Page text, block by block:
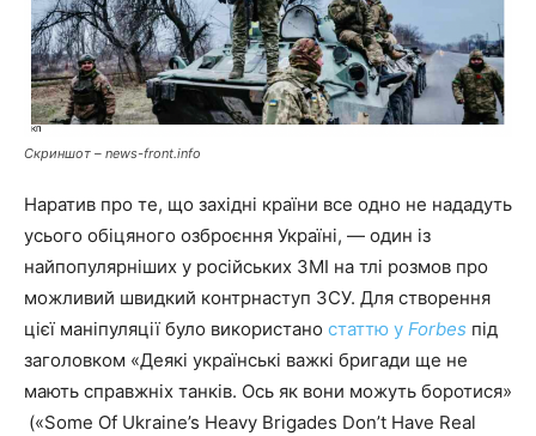
Скриншот – news-front.info
Наратив про те, що західні країни все одно не нададуть
усього обіцяного озброєння Україні, — один із
найпопулярніших у російських ЗМІ на тлі розмов про
можливий швидкий контрнаступ ЗСУ. Для створення
цієї маніпуляції було використано статтю у Forbes під
заголовком «Деякі українські важкі бригади ще не
мають справжніх танків. Ось як вони можуть боротися»
(«Some Of Ukraine’s Heavy Brigades Don’t Have Real